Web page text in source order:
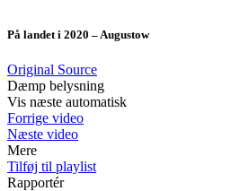
På landet i 2020 – Augustow
Original Source
Dæmp belysning
Vis næste automatisk
Forrige video
Næste video
Mere
Tilføj til playlist
Rapportér